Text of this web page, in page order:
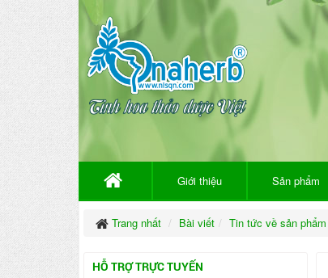
Giới thiệu Sản phẩm
Trang nhất Bài viết Tin tức về sản phẩm
HỖ TRỢ TRỰC TUYẾN